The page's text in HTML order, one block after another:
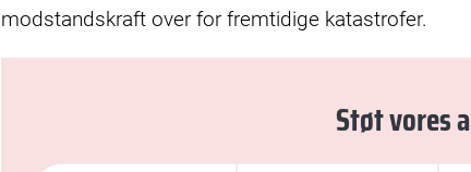
modstandskraft over for fremtidige katastrofer.
Støt vores